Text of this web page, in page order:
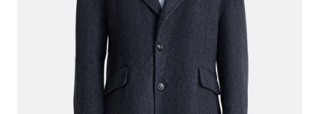
СВИТЕРА И КАРДИГАНЫ
СМОТРЕТЬ ВСЕ